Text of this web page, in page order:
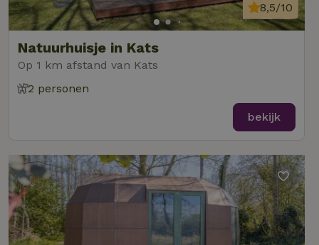
Natuurhuisje in Kats
Op 1 km afstand van Kats
8,5/10
2 personen
bekijk